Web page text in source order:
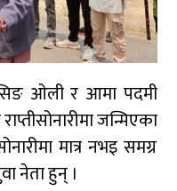
ओली र आमा पदमी
जन्मिएका
मात्र नभइ समग्र
नेता हुन् ।